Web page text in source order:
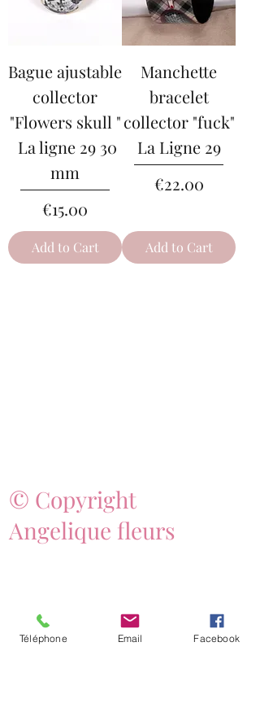
Bague ajustable
collector
"Flowers skull "
La ligne 29 30
mm
Price
€15.00
Add to Cart
Manchette
bracelet
collector "fuck"
La Ligne 29
Price
€22.00
Add to Cart
© Copyright
Angelique fleurs
Téléphone Email Facebook